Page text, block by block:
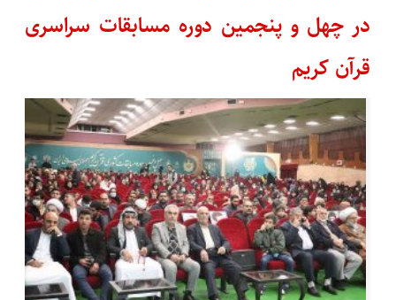
در چهل و پنجمین دوره مسابقات سراسری
قرآن کریم